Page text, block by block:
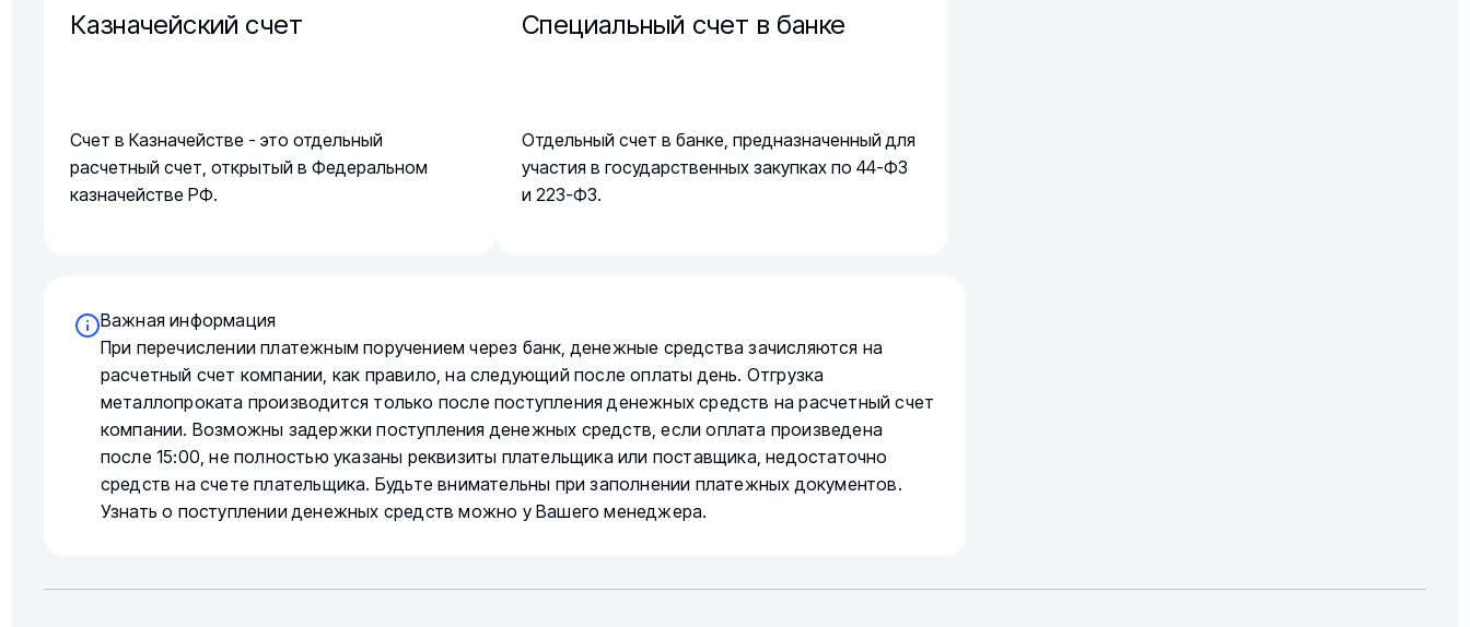
Казначейский счет
Счет в Казначействе - это отдельный
расчетный счет, открытый в Федеральном
казначействе РФ.
Специальный счет в банке
Отдельный счет в банке, предназначенный для
участия в государственных закупках по 44-ФЗ
и 223-ФЗ.
Важная информация
При перечислении платежным поручением через банк, денежные средства зачисляются на
расчетный счет компании, как правило, на следующий после оплаты день. Отгрузка
металлопроката производится только после поступления денежных средств на расчетный счет
компании. Возможны задержки поступления денежных средств, если оплата произведена
после 15:00, не полностью указаны реквизиты плательщика или поставщика, недостаточно
средств на счете плательщика. Будьте внимательны при заполнении платежных документов.
Узнать о поступлении денежных средств можно у Вашего менеджера.